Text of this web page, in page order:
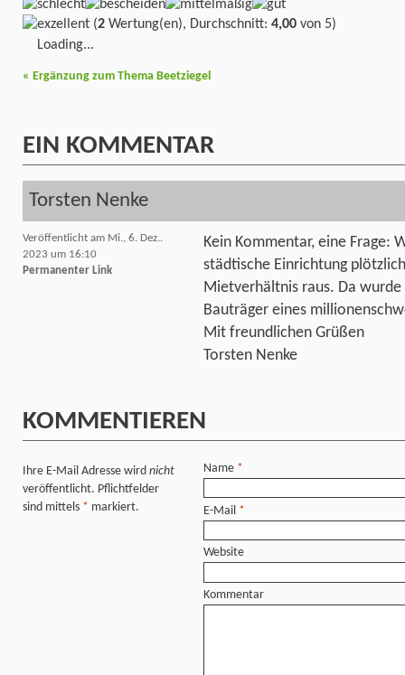
(2 Wertung(en), Durchschnitt: 4,00 von 5)
Loading...
« Ergänzung zum Thema Beetziegel
EIN KOMMENTAR
Torsten Nenke
Veröffentlicht am Mi., 6. Dez..
2023 um 16:10
Permanenter Link
Kein Kommentar, eine Frage:
städtische Einrichtung
Mietverhältnis raus. Da
Bauträger eines
Mit freundlichen Grüßen
Torsten Nenke
KOMMENTIEREN
Ihre E-Mail Adresse wird nicht
veröffentlicht. Pflichtfelder
sind mittels * markiert.
Name *
E-Mail *
Website
Kommentar